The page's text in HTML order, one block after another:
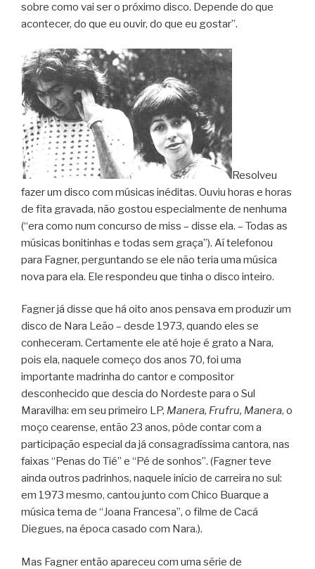
sobre como vai ser o próximo disco. Depende do que
acontecer, do que eu ouvir, do que eu gostar”.
Resolveu
fazer um disco com músicas inéditas. Ouviu horas e horas
de fita gravada, não gostou especialmente de nenhuma
(“era como num concurso de miss – disse ela. – Todas as
músicas bonitinhas e todas sem graça”). Aí telefonou
para Fagner, perguntando se ele não teria uma música
nova para ela. Ele respondeu que tinha o disco inteiro.
Fagner já disse que há oito anos pensava em produzir um
disco de Nara Leão – desde 1973, quando eles se
conheceram. Certamente ele até hoje é grato a Nara,
pois ela, naquele começo dos anos 70, foi uma
importante madrinha do cantor e compositor
desconhecido que descia do Nordeste para o Sul
Maravilha: em seu primeiro LP, Manera, Frufru, Manera, o
moço cearense, então 23 anos, pôde contar com a
participação especial da já consagradíssima cantora, nas
faixas “Penas do Tié” e “Pé de sonhos”. (Fagner teve
ainda outros padrinhos, naquele início de carreira no sul:
em 1973 mesmo, cantou junto com Chico Buarque a
música tema de “Joana Francesa”, o filme de Cacá
Diegues, na época casado com Nara.).
Mas Fagner então apareceu com uma série de